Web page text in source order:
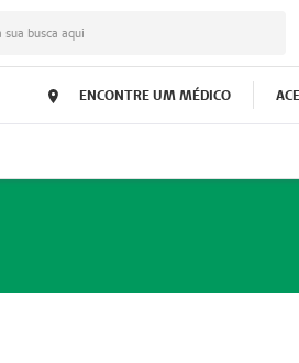
sua busca aqui
ENCONTRE UM MÉDICO